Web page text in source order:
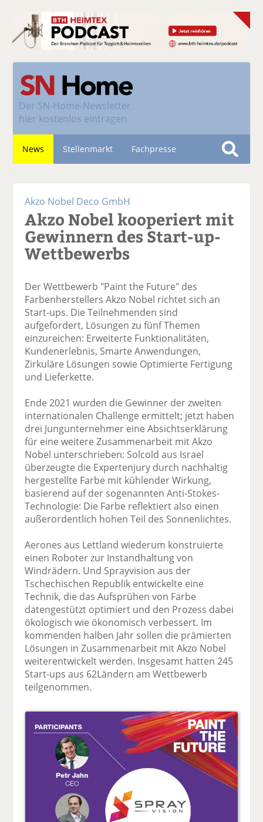
Der SN-Home-Newsletter
hier kostenlos eintragen
News Stellenmarkt Fachpresse
S
e
Akzo Nobel Deco GmbH
Akzo Nobel kooperiert mit
Gewinnern des Start-up-
Wettbewerbs
Der Wettbewerb "Paint the Future" des
Farbenherstellers Akzo Nobel richtet sich an
Start-ups. Die Teilnehmenden sind
aufgefordert, Lösungen zu fünf Themen
einzureichen: Erweiterte Funktionalitäten,
Kundenerlebnis, Smarte Anwendungen,
Zirkuläre Lösungen sowie Optimierte Fertigung
und Lieferkette.
Ende 2021 wurden die Gewinner der zweiten
internationalen Challenge ermittelt; jetzt haben
drei Jungunternehmer eine Absichtserklärung
für eine weitere Zusammenarbeit mit Akzo
Nobel unterschrieben: Solcold aus Israel
überzeugte die Expertenjury durch nachhaltig
hergestellte Farbe mit kühlender Wirkung,
basierend auf der sogenannten Anti-Stokes-
Technologie: Die Farbe reflektiert also einen
außerordentlich hohen Teil des Sonnenlichtes.
Aerones aus Lettland wiederum konstruierte
einen Roboter zur Instandhaltung von
Windrädern. Und Sprayvision aus der
Tschechischen Republik entwickelte eine
Technik, die das Aufsprühen von Farbe
datengestützt optimiert und den Prozess dabei
ökologisch wie ökonomisch verbessert. Im
kommenden halben Jahr sollen die prämierten
Lösungen in Zusammenarbeit mit Akzo Nobel
weiterentwickelt werden. Insgesamt hatten 245
Start-ups aus 62Ländern am Wettbewerb
teilgenommen.